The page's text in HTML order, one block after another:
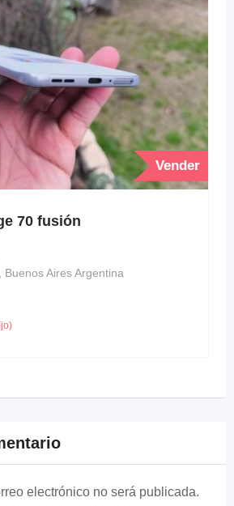
Vender
70 fusión
Buenos Aires Argentina
electrónico no será publicada.